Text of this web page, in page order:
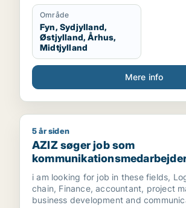
Område
Fyn, Sydjylland,
Østjylland, Århus,
Midtjylland
Mere info
AZIZ søger job som
5 år siden
AZIZ søger job som
marketingmedarbejder /
forretningsudvikler /
regnskabsmedarbejder /
i am looking for job in these fields,
chain, Finance, accountant, project
business development and